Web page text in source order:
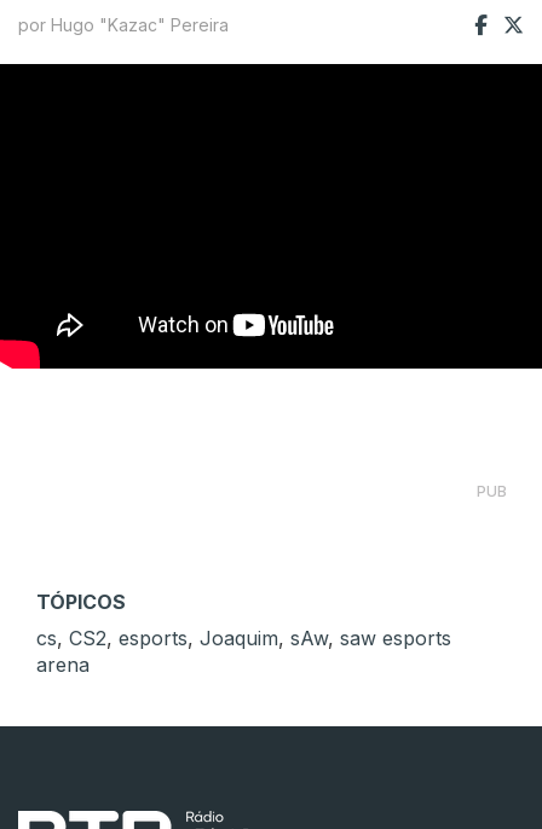
por Hugo "Kazac" Pereira
PUB
TÓPICOS
cs, CS2, esports, Joaquim, sAw, saw esports
arena